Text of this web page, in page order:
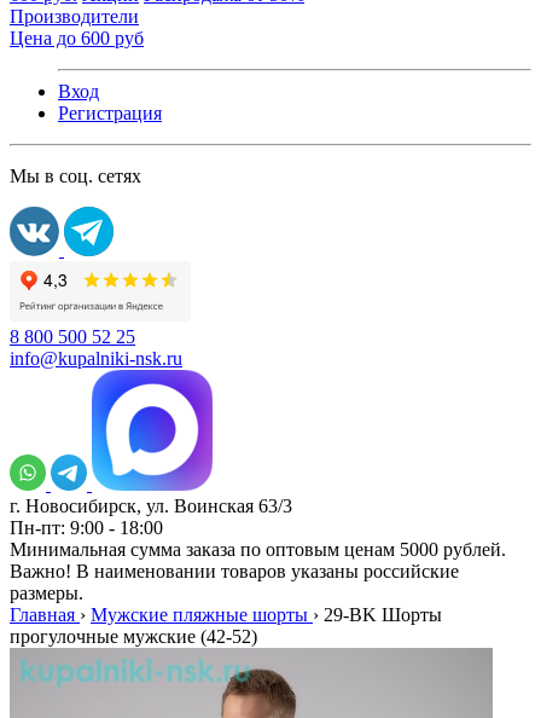
Производители
Цена до 600 руб
Вход
Регистрация
Мы в соц. сетях
8 800 500 52 25
info@kupalniki-nsk.ru
г. Новосибирск, ул. Воинская 63/3
Пн-пт: 9:00 - 18:00
Минимальная сумма заказа по оптовым ценам 5000 рублей.
Важно! В наименовании товаров указаны российские
размеры.
Главная › Мужские пляжные шорты › 29-BK Шорты
прогулочные мужские (42-52)